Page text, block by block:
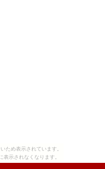
ため表示されています。
示されなくなります。